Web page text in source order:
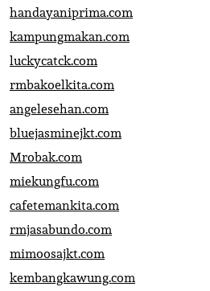
handayaniprima.com
kampungmakan.com
luckycatck.com
rmbakoelkita.com
angelesehan.com
bluejasminejkt.com
Mrobak.com
miekungfu.com
cafetemankita.com
rmjasabundo.com
mimoosajkt.com
kembangkawung.com